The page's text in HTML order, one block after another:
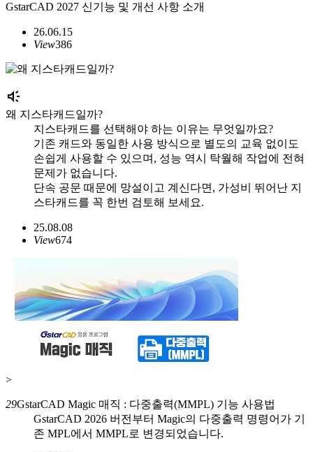
GstarCAD 2027 신기능 및 개선 사항 소개
26.06.15
View386
brand_awareness
왜 지스타캐드일까?
지스타캐드를 선택해야 하는 이유는 무엇일까요?
기존 캐드와 동일한 사용 방식으로 별도의 교육 없이도
손쉽게 사용할 수 있으며, 성능 역시 탁월해 작업에 전혀
문제가 없습니다.
단속 공문 때문에 망설이고 계신다면, 가성비 뛰어난 지
스타캐드를 꼭 한번 검토해 보세요.
25.08.08
View674
>
29GstarCAD Magic 매직 : 다중출력(MMPL) 기능 사용법
GstarCAD 2026 버전부터 Magic의 다중출력 명령어가 기
존 MPL에서 MMPL로 변경되었습니다.